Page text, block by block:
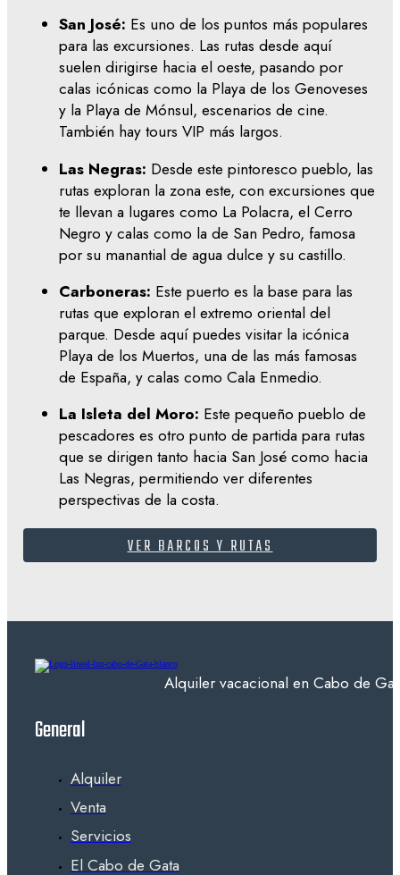
San José: Es uno de los puntos más populares
para las excursiones. Las rutas desde aquí
suelen dirigirse hacia el oeste, pasando por
calas icónicas como la Playa de los Genoveses
y la Playa de Mónsul, escenarios de cine.
También hay tours VIP más largos.
Las Negras: Desde este pintoresco pueblo, las
rutas exploran la zona este, con excursiones que
te llevan a lugares como La Polacra, el Cerro
Negro y calas como la de San Pedro, famosa
por su manantial de agua dulce y su castillo.
Carboneras: Este puerto es la base para las
rutas que exploran el extremo oriental del
parque. Desde aquí puedes visitar la icónica
Playa de los Muertos, una de las más famosas
de España, y calas como Cala Enmedio.
La Isleta del Moro: Este pequeño pueblo de
pescadores es otro punto de partida para rutas
que se dirigen tanto hacia San José como hacia
Las Negras, permitiendo ver diferentes
perspectivas de la costa.
VER BARCOS Y RUTAS
Alquiler vacacional en Cabo de
General
Alquiler
Venta
Servicios
El Cabo de Gata